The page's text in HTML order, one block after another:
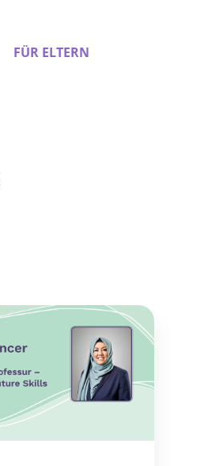
FÜR ELTERN